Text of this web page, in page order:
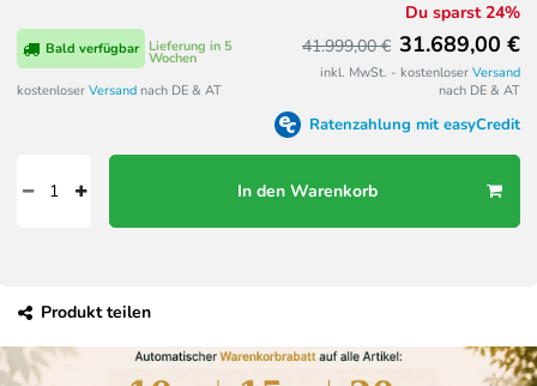
Lieferung in 5
Wochen
Bald verfügbar
kostenloser Versand nach DE & AT
Du sparst 24%
41.999,00 € 31.689,00 €
inkl. MwSt. - kostenloser Versand
nach DE & AT
Ratenzahlung mit easyCredit
In den Warenkorb
Produkt teilen